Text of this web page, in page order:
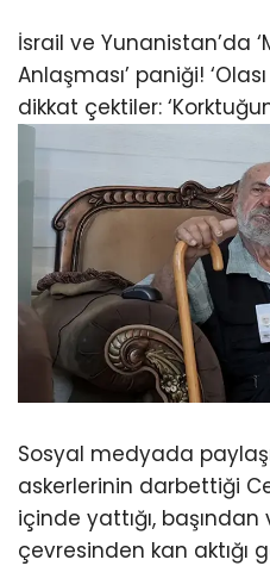
İsrail ve Yunanistan’da
Anlaşması’ paniği!
dikkat çektiler:
Sosyal medyada
askerlerinin darbettiği
içinde yattığı,
çevresinden kan aktığı